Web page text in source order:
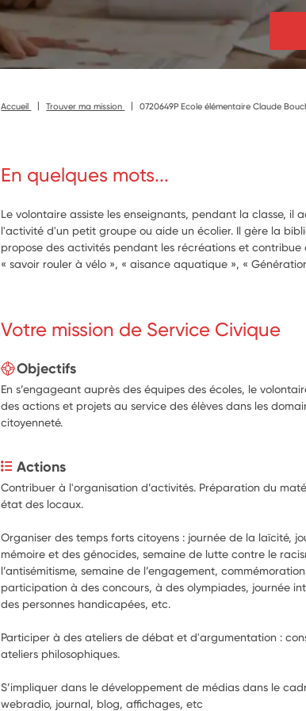
Accueil Trouver ma mission 0720649P Ecole élémentaire Claude
En quelques mots...
Le volontaire assiste les enseignants, pendant la classe, il
l'activité d'un petit groupe ou aide un écolier. Il gère la
propose des activités pendant les récréations et contribue
« savoir rouler à vélo », « aisance aquatique », «
Votre mission de Service Civique
Objectifs
En s’engageant auprès des équipes des écoles, le
des actions et projets au service des élèves dans les
citoyenneté.
Actions
Contribuer à l'organisation d’activités. Préparation du
état des locaux.
Organiser des temps forts citoyens : journée de la laïcité,
mémoire et des génocides, semaine de lutte contre le
l’antisémitisme, semaine de l’engagement,
participation à des concours, à des olympiades, journée
des personnes handicapées, etc.
Participer à des ateliers de débat et d'argumentation :
ateliers philosophiques.
S’impliquer dans le développement de médias dans le
webradio, journal, blog, affichages, etc